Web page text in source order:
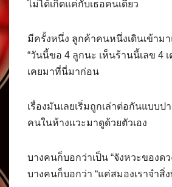
ไม่ได้เกิดแค่กับเธอคนเดียว
มีครั้งหนึ่ง ลูกค้าคนหนึ่งเดินเข้ามา
“วันนี้ขอ 4 ลูกนะ เห็นร้านนี้เลข 4 เ
เคยมาที่นี่มาก่อน
เรื่องมันเลยเริ่มถูกเล่าต่อกันแบบป
คนในห้างแวะมาดูด้วยตัวเอง
บางคนก็บอกว่าเป็น “จังหวะของดว
บางคนก็บอกว่า “แค่สมองเราจำสิ่ง